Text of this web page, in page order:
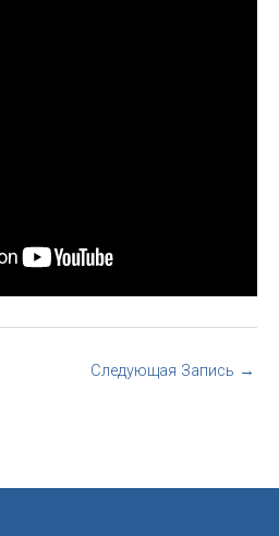
Следующая Запись →